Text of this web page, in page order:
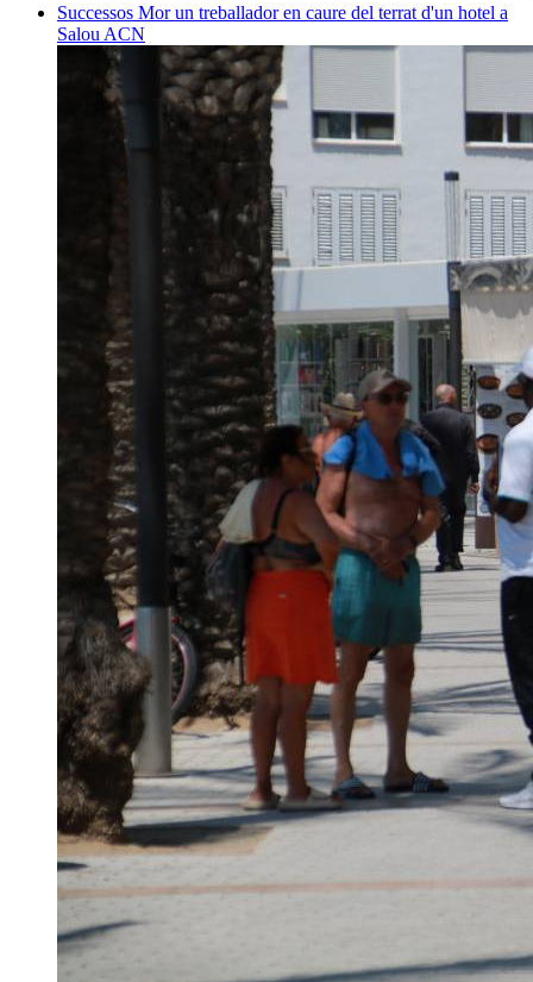
Successos Mor un treballador en caure del terrat d'un hotel a
Salou ACN